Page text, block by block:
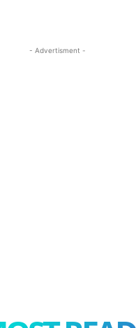
- Advertisment -